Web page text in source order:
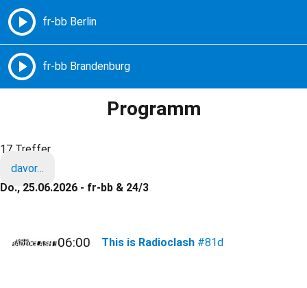
Freie Radios – Berlin Brandenburg
Programm
17 Treffer
davor…
Do., 25.06.2026 - fr-bb & 24/3
06:00 This is Radioclash #81d